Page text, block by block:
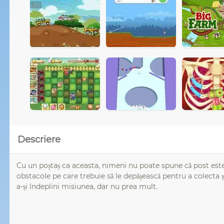
Descriere
Cu un poștaș ca aceasta, nimeni nu poate spune că post
obstacole pe care trebuie să le depășească pentru a
a-și îndeplini misiunea, dar nu prea mult.